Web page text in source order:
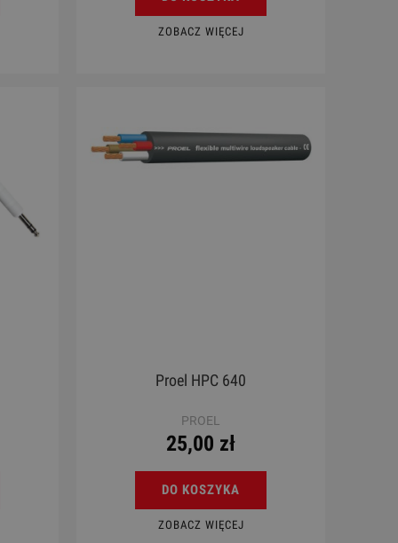
ZOBACZ WIĘCEJ
Proel HPC 640
PROEL
25,00 zł
DO KOSZYKA
ZOBACZ WIĘCEJ